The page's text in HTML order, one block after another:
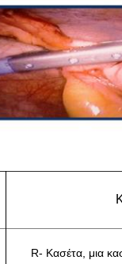
R- Κασέτα, μια